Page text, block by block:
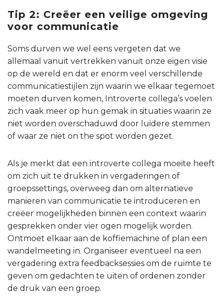
Tip 2: Creëer een veilige omgeving
voor communicatie
Soms durven we wel eens vergeten dat we
allemaal vanuit vertrekken vanuit onze eigen visie
op de wereld en dat er enorm veel verschillende
communicatiestijlen zijn waarin we elkaar tegemoet
moeten durven komen, Introverte collega’s voelen
zich vaak meer op hun gemak in situaties waarin ze
niet worden overschaduwd door luidere stemmen
of waar ze niet on the spot worden gezet.
Als je merkt dat een introverte collega moeite heeft
om zich uit te drukken in vergaderingen of
groepssettings, overweeg dan om alternatieve
manieren van communicatie te introduceren en
creëer mogelijkheden binnen een context waarin
gesprekken onder vier ogen mogelijk worden.
Ontmoet elkaar aan de koffiemachine of plan een
wandelmeeting in. Organiseer eventueel na een
vergadering extra feedbacksessies om de ruimte te
geven om gedachten te uiten of ordenen zonder
de druk van een groep.